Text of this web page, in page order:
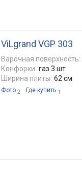
ViLgrand VGP 303
Варочная поверхность:
Конфорки: газ 3 шт
Ширина плиты: 62 см
Фото 2 Где купить 1